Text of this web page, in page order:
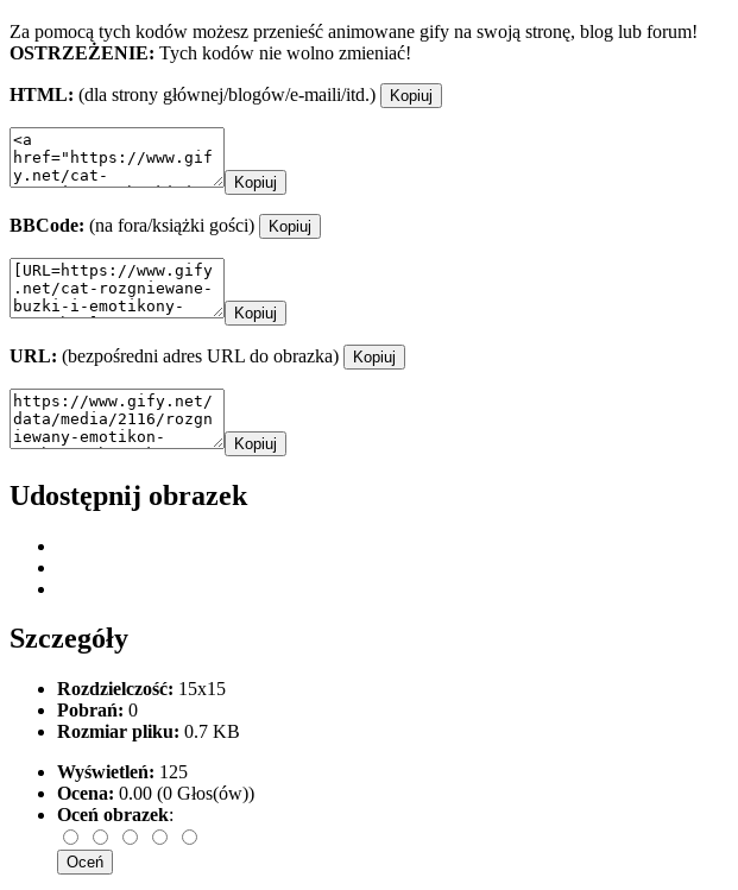
Za pomocą tych kodów możesz przenieść animowane gify na swoją stronę, blog lub forum!
OSTRZEŻENIE: Tych kodów nie wolno zmieniać!
HTML: (dla strony głównej/blogów/e-maili/itd.) Kopiuj
Kopiuj
BBCode: (na fora/książki gości) Kopiuj
Kopiuj
URL: (bezpośredni adres URL do obrazka) Kopiuj
Kopiuj
Udostępnij obrazek
Szczegóły
Rozdzielczość: 15x15
Pobrań: 0
Rozmiar pliku: 0.7 KB
Wyświetleń: 125
Ocena: 0.00 (0 Głos(ów))
Oceń obrazek: